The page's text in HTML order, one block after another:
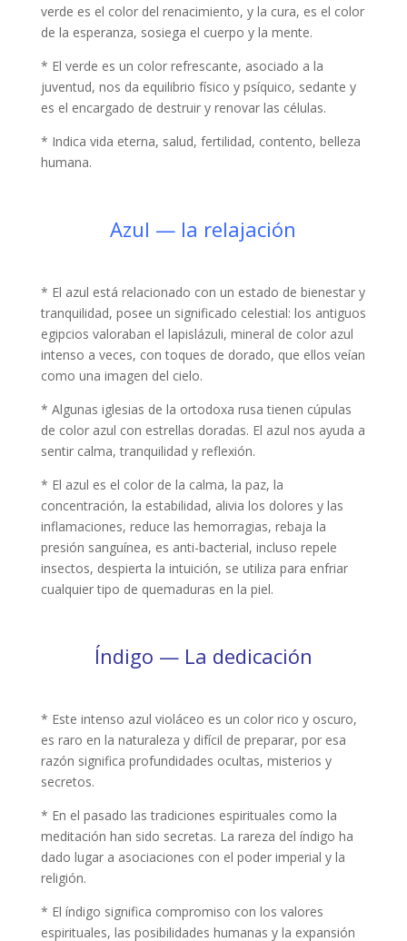
verde es el color del renacimiento, y la cura, es el color
de la esperanza, sosiega el cuerpo y la mente.
* El verde es un color refrescante, asociado a la
juventud, nos da equilibrio físico y psíquico, sedante y
es el encargado de destruir y renovar las células.
* Indica vida eterna, salud, fertilidad, contento, belleza
humana.
Azul — la relajación
* El azul está relacionado con un estado de bienestar y
tranquilidad, posee un significado celestial: los antiguos
egipcios valoraban el lapislázuli, mineral de color azul
intenso a veces, con toques de dorado, que ellos veían
como una imagen del cielo.
* Algunas iglesias de la ortodoxa rusa tienen cúpulas
de color azul con estrellas doradas. El azul nos ayuda a
sentir calma, tranquilidad y reflexión.
* El azul es el color de la calma, la paz, la
concentración, la estabilidad, alivia los dolores y las
inflamaciones, reduce las hemorragias, rebaja la
presión sanguínea, es anti-bacterial, incluso repele
insectos, despierta la intuición, se utiliza para enfriar
cualquier tipo de quemaduras en la piel.
Índigo — La dedicación
* Este intenso azul violáceo es un color rico y oscuro,
es raro en la naturaleza y difícil de preparar, por esa
razón significa profundidades ocultas, misterios y
secretos.
* En el pasado las tradiciones espirituales como la
meditación han sido secretas. La rareza del índigo ha
dado lugar a asociaciones con el poder imperial y la
religión.
* El índigo significa compromiso con los valores
espirituales, las posibilidades humanas y la expansión